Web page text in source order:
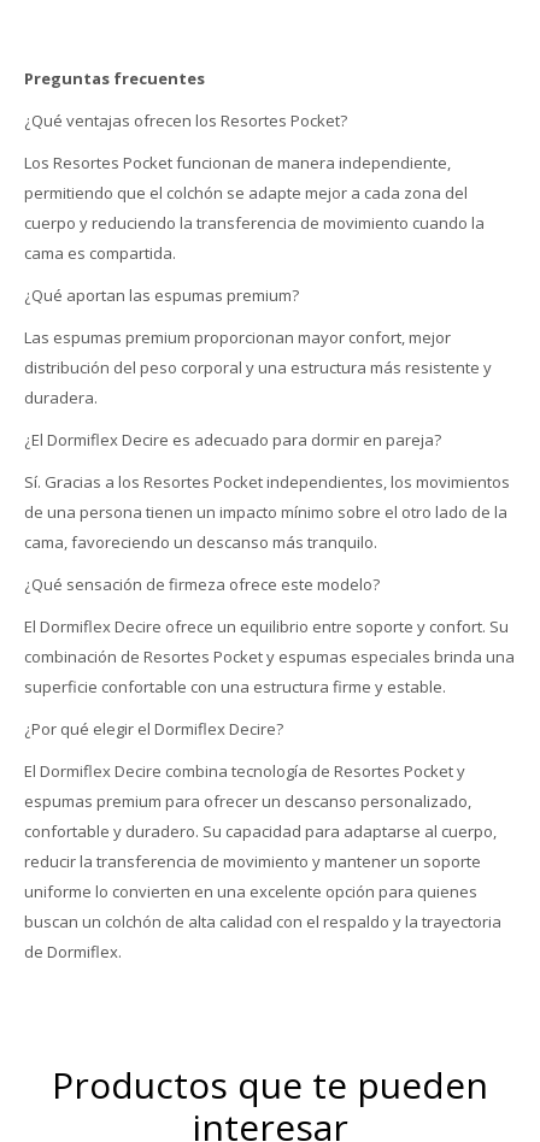
Preguntas frecuentes
¿Qué ventajas ofrecen los Resortes Pocket?
Los Resortes Pocket funcionan de manera independiente,
permitiendo que el colchón se adapte mejor a cada zona del
cuerpo y reduciendo la transferencia de movimiento cuando la
cama es compartida.
¿Qué aportan las espumas premium?
Las espumas premium proporcionan mayor confort, mejor
distribución del peso corporal y una estructura más resistente y
duradera.
¿El Dormiflex Decire es adecuado para dormir en pareja?
Sí. Gracias a los Resortes Pocket independientes, los movimientos
de una persona tienen un impacto mínimo sobre el otro lado de la
cama, favoreciendo un descanso más tranquilo.
¿Qué sensación de firmeza ofrece este modelo?
El Dormiflex Decire ofrece un equilibrio entre soporte y confort. Su
combinación de Resortes Pocket y espumas especiales brinda una
superficie confortable con una estructura firme y estable.
¿Por qué elegir el Dormiflex Decire?
El Dormiflex Decire combina tecnología de Resortes Pocket y
espumas premium para ofrecer un descanso personalizado,
confortable y duradero. Su capacidad para adaptarse al cuerpo,
reducir la transferencia de movimiento y mantener un soporte
uniforme lo convierten en una excelente opción para quienes
buscan un colchón de alta calidad con el respaldo y la trayectoria
de Dormiflex.
Productos que te pueden
interesar